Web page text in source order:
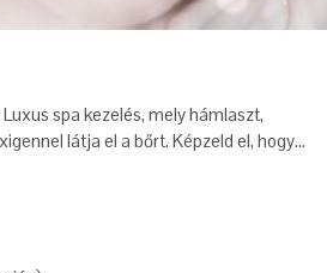
spa kezelés, mely hámlaszt,
látja el a bőrt. Képzeld el, hogy...